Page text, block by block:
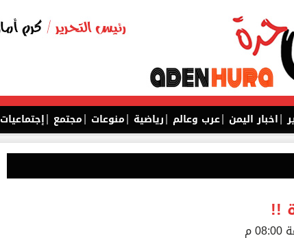
|اخبار اليمن |عرب وعالم |رياضية |منوعات |مجتمع |إجتماعيات
!!